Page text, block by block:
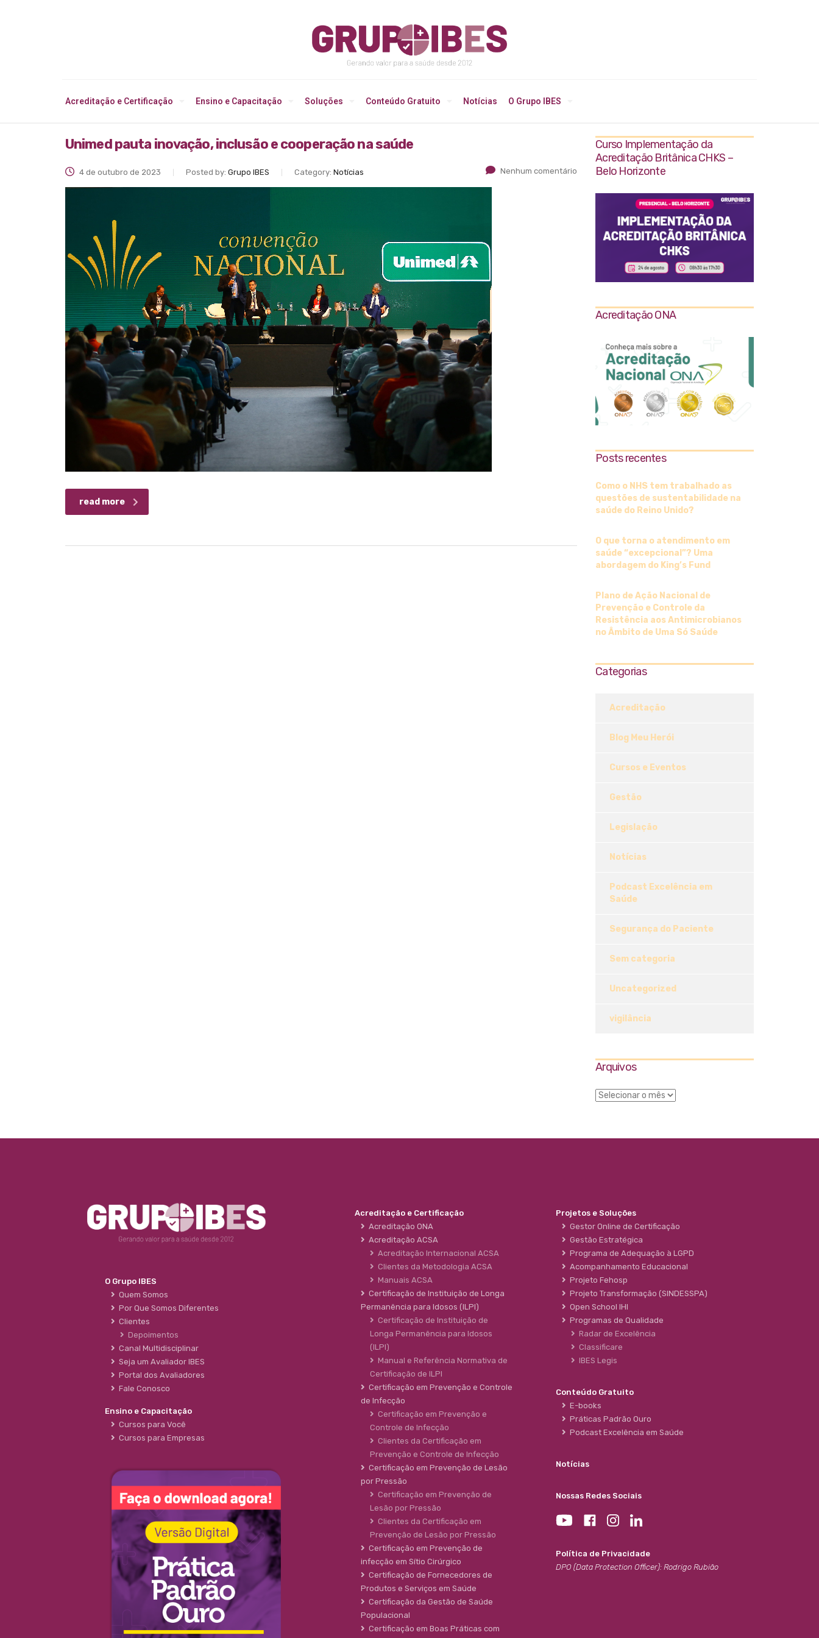
Acreditação e Certificação Ensino e Capacitação Soluções Conteúdo Gratuito Notícias O Grupo IBES
Unimed pauta inovação, inclusão e cooperação na saúde
4 de outubro de 2023 Posted by: Grupo IBES Category: Notícias Nenhum comentário
read more
Curso Implementação da
Acreditação Britânica CHKS –
Belo Horizonte
Acreditação ONA
Posts recentes
Como o NHS tem trabalhado as
questões de sustentabilidade na
saúde do Reino Unido?
O que torna o atendimento em
saúde “excepcional”? Uma
abordagem do King’s Fund
Plano de Ação Nacional de
Prevenção e Controle da
Resistência aos Antimicrobianos
no Âmbito de Uma Só Saúde
Categorias
Acreditação
Blog Meu Herói
Cursos e Eventos
Gestão
Legislação
Notícias
Podcast Excelência em
Saúde
Segurança do Paciente
Sem categoria
Uncategorized
vigilância
Arquivos
O Grupo IBES
Quem Somos
Por Que Somos Diferentes
Clientes
Depoimentos
Canal Multidisciplinar
Seja um Avaliador IBES
Portal dos Avaliadores
Fale Conosco
Ensino e Capacitação
Cursos para Você
Cursos para Empresas
Acreditação e Certificação
Acreditação ONA
Acreditação ACSA
Acreditação Internacional ACSA
Clientes da Metodologia ACSA
Manuais ACSA
Certificação de Instituição de Longa
Permanência para Idosos (ILPI)
Certificação de Instituição de
Longa Permanência para Idosos
(ILPI)
Manual e Referência Normativa de
Certificação de ILPI
Certificação em Prevenção e Controle
de Infecção
Certificação em Prevenção e
Controle de Infecção
Clientes da Certificação em
Prevenção e Controle de Infecção
Certificação em Prevenção de Lesão
por Pressão
Certificação em Prevenção de
Lesão por Pressão
Clientes da Certificação em
Prevenção de Lesão por Pressão
Certificação em Prevenção de
infecção em Sítio Cirúrgico
Certificação de Fornecedores de
Produtos e Serviços em Saúde
Certificação da Gestão de Saúde
Populacional
Certificação em Boas Práticas com
Projetos e Soluções
Gestor Online de Certificação
Gestão Estratégica
Programa de Adequação à LGPD
Acompanhamento Educacional
Projeto Fehosp
Projeto Transformação (SINDESSPA)
Open School IHI
Programas de Qualidade
Radar de Excelência
Classificare
IBES Legis
Conteúdo Gratuito
E-books
Práticas Padrão Ouro
Podcast Excelência em Saúde
Notícias
Nossas Redes Sociais
Política de Privacidade
DPO (Data Protection Officer): Rodrigo Rubião